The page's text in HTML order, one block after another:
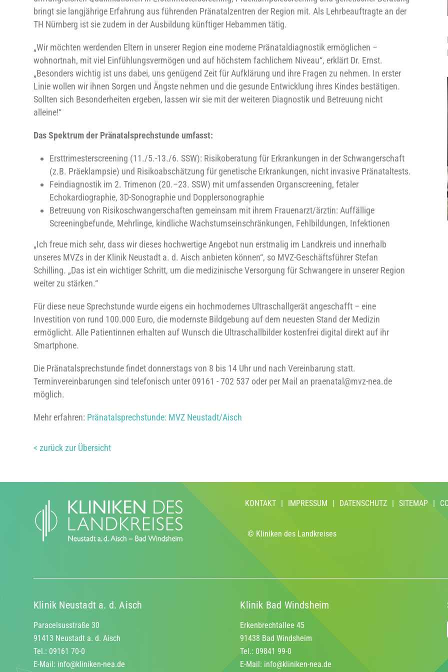
bringt sie langjährige Erfahrung aus führenden Pränatalzentren der Region mit. Als Lehrbeauftragte an der
TH Nürnberg ist sie zudem in der Ausbildung künftiger Hebammen tätig.
„Wir möchten werdenden Eltern in unserer Region eine moderne Pränataldiagnostik ermöglichen –
wohnortnah, mit viel Einfühlungsvermögen und auf höchstem fachlichem Niveau“, erklärt Dr. Ernst.
„Besonders wichtig ist uns dabei, uns genügend Zeit für Aufklärung und ihre Fragen zu nehmen. In erster
Linie wollen wir ihnen Sorgen und Ängste nehmen und die gesunde Entwicklung ihres Kindes bestätigen.
Sollten sich Besonderheiten ergeben, lassen wir sie mit der weiteren Diagnostik und Betreuung nicht
alleine!“
Das Spektrum der Pränatalsprechstunde umfasst:
Ersttrimesterscreening (11./5.-13./6. SSW): Risikoberatung für Erkrankungen in der Schwangerschaft
(z.B. Präeklampsie) und Risikoabschätzung für genetische Erkrankungen, nicht invasive Pränataltests.
Feindiagnostik im 2. Trimenon (20.–23. SSW) mit umfassenden Organscreening, fetaler
Echokardiographie, 3D-Sonographie und Dopplersonographie
Betreuung von Risikoschwangerschaften gemeinsam mit ihrem Frauenarzt/ärztin: Auffällige
Screeningbefunde, Mehrlinge, kindliche Wachstumseinschränkungen, Fehlbildungen, Infektionen
„Ich freue mich sehr, dass wir dieses hochwertige Angebot nun erstmalig im Landkreis und innerhalb
unseres MVZs in der Klinik Neustadt a. d. Aisch anbieten können“, so MVZ-Geschäftsführer Stefan
Schilling. „Das ist ein wichtiger Schritt, um die medizinische Versorgung für Schwangere in unserer Region
weiter zu stärken.“
Für diese neue Sprechstunde wurde eigens ein hochmodernes Ultraschallgerät angeschafft – eine
Investition von rund 100.000 Euro, die modernste Bildgebung auf dem neuesten Stand der Medizin
ermöglicht. Alle Patientinnen erhalten auf Wunsch die Ultraschallbilder kostenfrei digital direkt auf ihr
Smartphone.
Die Pränatalsprechstunde findet donnerstags von 8 bis 14 Uhr und nach Vereinbarung statt.
Terminvereinbarungen sind telefonisch unter 09161 - 702 537 oder per Mail an praenatal@mvz-nea.de
möglich.
Mehr erfahren: Pränatalsprechstunde: MVZ Neustadt/Aisch
< zurück zur Übersicht
KONTAKT | IMPRESSUM | DATENSCHUTZ | SITEMAP |
© Kliniken des Landkreises
Klinik Neustadt a. d. Aisch
Paracelsusstraße 30
91413 Neustadt a. d. Aisch
Tel.: 09161 70-0
E-Mail: info@kliniken-nea.de
Klinik Bad Windsheim
Erkenbrechtallee 45
91438 Bad Windsheim
Tel.: 09841 99-0
E-Mail: info@kliniken-nea.de